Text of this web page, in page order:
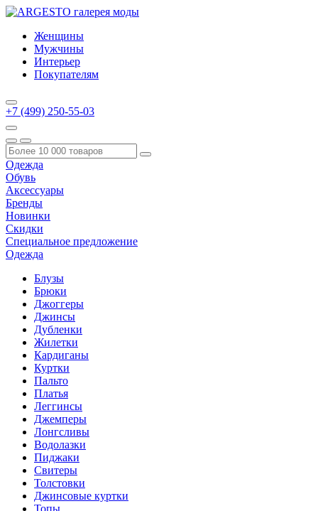
Женщины
Мужчины
Интерьер
Покупателям
+7 (499) 250-55-03
Одежда
Обувь
Аксессуары
Бренды
Новинки
Скидки
Специальное предложение
Одежда
Блузы
Брюки
Джоггеры
Джинсы
Дубленки
Жилетки
Кардиганы
Куртки
Пальто
Платья
Леггинсы
Джемперы
Лонгсливы
Водолазки
Пиджаки
Свитеры
Толстовки
Джинсовые куртки
Топы